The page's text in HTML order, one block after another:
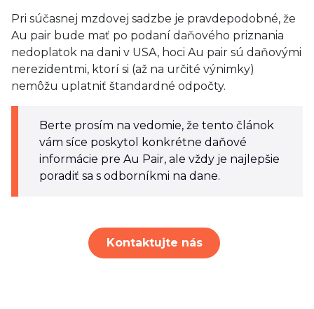
Pri súčasnej mzdovej sadzbe je pravdepodobné, že
Au pair bude mať po podaní daňového priznania
nedoplatok na dani v USA, hoci Au pair sú daňovými
nerezidentmi, ktorí si (až na určité výnimky)
nemôžu uplatniť štandardné odpočty.
Berte prosím na vedomie, že tento článok
vám síce poskytol konkrétne daňové
informácie pre Au Pair, ale vždy je najlepšie
poradiť sa s odborníkmi na dane.
Kontaktujte nás